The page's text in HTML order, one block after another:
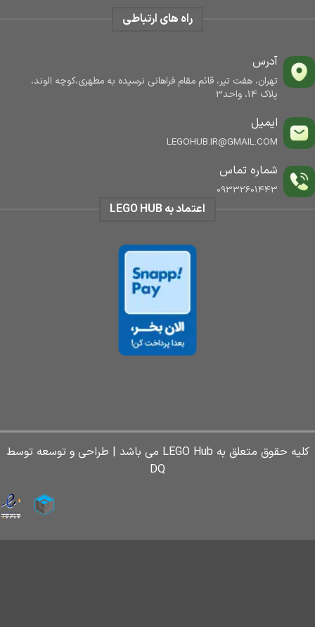
راه های ارتباطی
آدرس
تهران، هفت تیر، قائم مقام فراهانی نرسیده به مطهری،کوچه الوند،
پلاک 14، واحد3
ایمیل
LEGOHUB.IR@GMAIL.COM
شماره تماس
09332601443
اعتماد به LEGO HUB
کلیه حقوق متعلق به LEGO Hub می باشد | طراحی و توسعه توسط
DQ